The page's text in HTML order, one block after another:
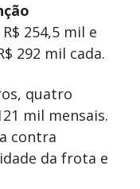
254,5 mil e
292 mil cada.
quatro
mil mensais.
contra
da frota e